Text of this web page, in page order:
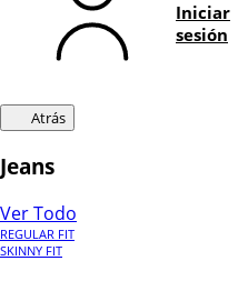
Iniciar
sesión
Atrás
Jeans
Ver Todo
REGULAR FIT
SKINNY FIT